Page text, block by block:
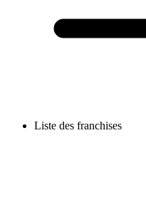
Liste des franchises